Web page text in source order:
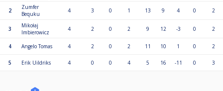
2
Zumfer
Bequku
4 3 0 1 13 9 4 0 2
3
Mikołaj
Imbierowicz
4 2 0 2 9 12 -3 0 2
4 Angelo Tomas 4 2 0 2 11 10 1 0 2
5 Erik Uildriks 4 0 0 4 5 16 -11 0 3